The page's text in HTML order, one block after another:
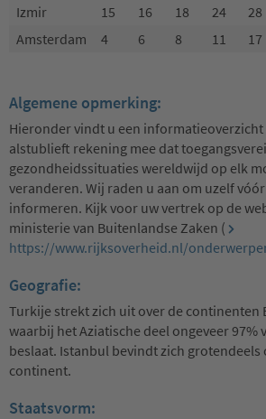
Izmir
15 16 18 24 28
Amsterdam
4 6 8 11 17
Algemene opmerking:
Hieronder vindt u een informatieoverzicht
alstublieft rekening mee dat
gezondheidssituaties wereldwijd op elk
veranderen. Wij raden u aan om uzelf
informeren. Kijk voor uw vertrek op de
ministerie van Buitenlandse Zaken (
https://www.rijksoverheid.nl/
Geografie:
Turkije strekt zich uit over de continenten
waarbij het Aziatische deel ongeveer 97%
beslaat. Istanbul bevindt zich grotendeels
continent.
Staatsvorm: